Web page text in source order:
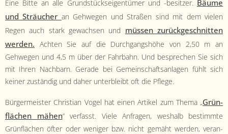
Eine Bitte an alle Grund­stück­seigen­tümer und -besitzer. Bäume
und Sträuch­er an Gehwe­gen und Straßen sind mit dem vie­len
Regen auch stark gewach­sen und müssen zurück­geschnit­ten
wer­den. Acht­en Sie auf die Durch­gang­shöhe von 2,50 m an
Gehwe­gen und 4,5 m über der Fahrbahn. Und besprechen Sie sich
mit Ihren Nach­barn. Ger­ade bei Gemein­schaft­san­la­gen fühlt sich
kein­er zuständig und daher unterbleibt oft die Pflege.
Bürg­er­meis­ter Chris­t­ian Vogel hat einen Artikel zum The­ma „Grün­
flächen mähen“ ver­fasst. Viele Anfra­gen, weshalb bes­timmte
Grün­flächen öfter oder weniger bzw. nicht gemäht wer­den, ver­an­